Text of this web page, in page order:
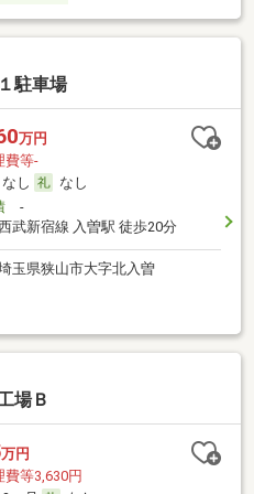
駐車場
万円
費等-
なし
なし
-
武新宿線 入曽駅 徒歩20分
玉県狭山市大字北入曽
場Ｂ
万円
費等3,630円